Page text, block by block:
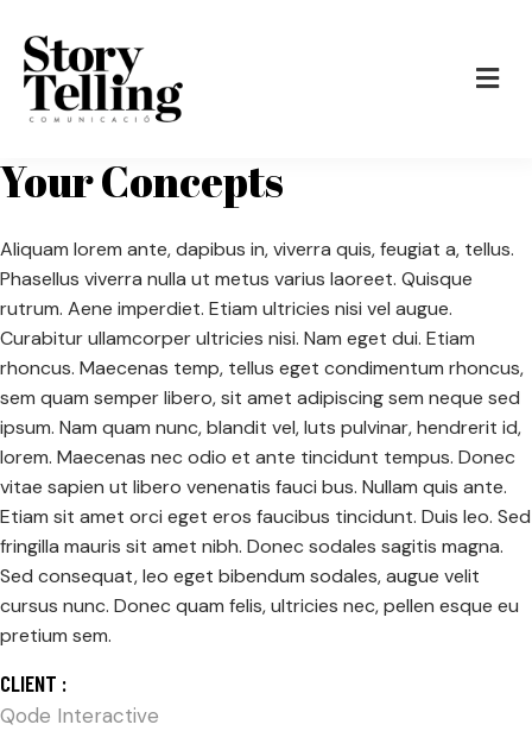
Your Concepts
Aliquam lorem ante, dapibus in, viverra quis, feugiat a, tellus.
Phasellus viverra nulla ut metus varius laoreet. Quisque
rutrum. Aene imperdiet. Etiam ultricies nisi vel augue.
Curabitur ullamcorper ultricies nisi. Nam eget dui. Etiam
rhoncus. Maecenas temp, tellus eget condimentum rhoncus,
sem quam semper libero, sit amet adipiscing sem neque sed
ipsum. Nam quam nunc, blandit vel, luts pulvinar, hendrerit id,
lorem. Maecenas nec odio et ante tincidunt tempus. Donec
vitae sapien ut libero venenatis fauci bus. Nullam quis ante.
Etiam sit amet orci eget eros faucibus tincidunt. Duis leo. Sed
fringilla mauris sit amet nibh. Donec sodales sagitis magna.
Sed consequat, leo eget bibendum sodales, augue velit
cursus nunc. Donec quam felis, ultricies nec, pellen esque eu
pretium sem.
CLIENT :
Qode Interactive